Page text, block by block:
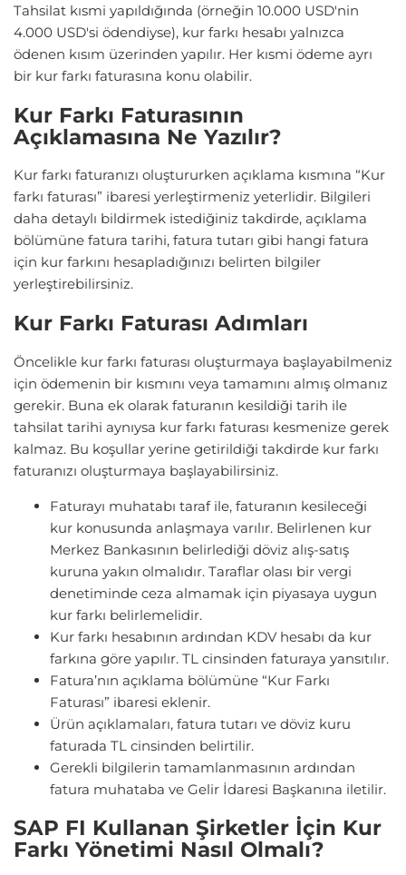
Tahsilat kısmi yapıldığında (örneğin 10.000 USD'nin
4.000 USD'si ödendiyse), kur farkı hesabı yalnızca
ödenen kısım üzerinden yapılır. Her kısmi ödeme ayrı
bir kur farkı faturasına konu olabilir.
Kur Farkı Faturasının
Açıklamasına Ne Yazılır?
Kur farkı faturanızı oluştururken açıklama kısmına “Kur
farkı faturası” ibaresi yerleştirmeniz yeterlidir. Bilgileri
daha detaylı bildirmek istediğiniz takdirde, açıklama
bölümüne fatura tarihi, fatura tutarı gibi hangi fatura
için kur farkını hesapladığınızı belirten bilgiler
yerleştirebilirsiniz.
Kur Farkı Faturası Adımları
Öncelikle kur farkı faturası oluşturmaya başlayabilmeniz
için ödemenin bir kısmını veya tamamını almış olmanız
gerekir. Buna ek olarak faturanın kesildiği tarih ile
tahsilat tarihi aynıysa kur farkı faturası kesmenize gerek
kalmaz. Bu koşullar yerine getirildiği takdirde kur farkı
faturanızı oluşturmaya başlayabilirsiniz.
Faturayı muhatabı taraf ile, faturanın kesileceği
kur konusunda anlaşmaya varılır. Belirlenen kur
Merkez Bankasının belirlediği döviz alış-satış
kuruna yakın olmalıdır. Taraflar olası bir vergi
denetiminde ceza almamak için piyasaya uygun
kur farkı belirlemelidir.
Kur farkı hesabının ardından KDV hesabı da kur
farkına göre yapılır. TL cinsinden faturaya yansıtılır.
Fatura’nın açıklama bölümüne “Kur Farkı
Faturası” ibaresi eklenir.
Ürün açıklamaları, fatura tutarı ve döviz kuru
faturada TL cinsinden belirtilir.
Gerekli bilgilerin tamamlanmasının ardından
fatura muhataba ve Gelir İdaresi Başkanına iletilir.
SAP FI Kullanan Şirketler İçin Kur
Farkı Yönetimi Nasıl Olmalı?